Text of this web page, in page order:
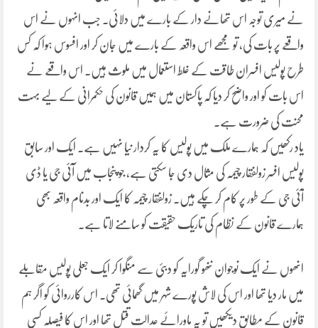
نے میری توجہ اس تھانے دار کے بارے میں دلائی۔ جب انہوں نے اس
واقعے پر بات کی، تو مجھے اس واقعہ کے بارے میں جان کر اور افسوس ہوا کہ کس
طرح پولیس افسران طاقت کے غلط استعمال میں ملوث ہیں۔ اس واقعے نے
اس بات کو اور واضح کر دیا کہ پاکستان میں ہمیں قانون کی حکمرانی کے لیے بہت
محنت کی ضرورت ہے۔
یاد رکھیں کہ ہمارے ملک میں پولیس کا یہ کردار نیا نہیں ہے۔ ایک اور سابق
پولیس افسر زولفقار چیمہ کی مثال دی جا سکتی ہے، جو پنجاب میں آئی جی یا ڈی
آئی جی کے طور پر کام کر چکے ہیں۔ زولفقار چیمہ کا ایک اور بدنام واقعہ بھی
ہمارے قانون کے نظام کی تاریک حقیقت کو سامنے لاتا ہے۔
انھوں نے ایک نوجوان ننھو گورایہ کو دبئی سے منگوا کر ایک جعلی پولیس مقابلے
میں مار دیا تھا اور اس کی لاش پورے شہر میں گھمائی تھی۔ اس کارروائی کو اگر ہم
قانون کے مطابق دیکھیں تو یہ ماورائے عدالت قتل تھا اور اس کا فیصلہ کسی